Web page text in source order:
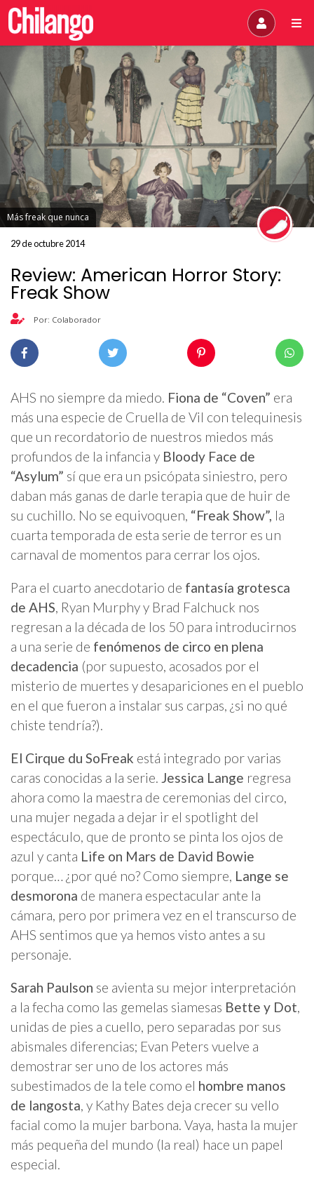
Más freak que nunca
29 de octubre 2014
Review: American Horror Story:
Freak Show
Por: Colaborador
AHS no siempre da miedo. Fiona de “Coven” era
más una especie de Cruella de Vil con telequinesis
que un recordatorio de nuestros miedos más
profundos de la infancia y Bloody Face de
“Asylum” sí que era un psicópata siniestro, pero
daban más ganas de darle terapia que de huir de
su cuchillo. No se equivoquen, “Freak Show”, la
cuarta temporada de esta serie de terror es un
carnaval de momentos para cerrar los ojos.
Para el cuarto anecdotario de fantasía grotesca
de AHS, Ryan Murphy y Brad Falchuck nos
regresan a la década de los 50 para introducirnos
a una serie de fenómenos de circo en plena
decadencia (por supuesto, acosados por el
misterio de muertes y desapariciones en el pueblo
en el que fueron a instalar sus carpas, ¿si no qué
chiste tendría?).
El Cirque du SoFreak está integrado por varias
caras conocidas a la serie. Jessica Lange regresa
ahora como la maestra de ceremonias del circo,
una mujer negada a dejar ir el spotlight del
espectáculo, que de pronto se pinta los ojos de
azul y canta Life on Mars de David Bowie
porque… ¿por qué no? Como siempre, Lange se
desmorona de manera espectacular ante la
cámara, pero por primera vez en el transcurso de
AHS sentimos que ya hemos visto antes a su
personaje.
Sarah Paulson se avienta su mejor interpretación
a la fecha como las gemelas siamesas Bette y Dot,
unidas de pies a cuello, pero separadas por sus
abismales diferencias; Evan Peters vuelve a
demostrar ser uno de los actores más
subestimados de la tele como el hombre manos
de langosta, y Kathy Bates deja crecer su vello
facial como la mujer barbona. Vaya, hasta la mujer
más pequeña del mundo (la real) hace un papel
especial.